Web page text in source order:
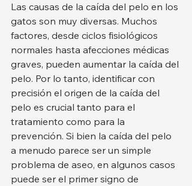
Las causas de la caída del pelo en los
gatos son muy diversas. Muchos
factores, desde ciclos fisiológicos
normales hasta afecciones médicas
graves, pueden aumentar la caída del
pelo. Por lo tanto, identificar con
precisión el origen de la caída del
pelo es crucial tanto para el
tratamiento como para la
prevención. Si bien la caída del pelo
a menudo parece ser un simple
problema de aseo, en algunos casos
puede ser el primer signo de